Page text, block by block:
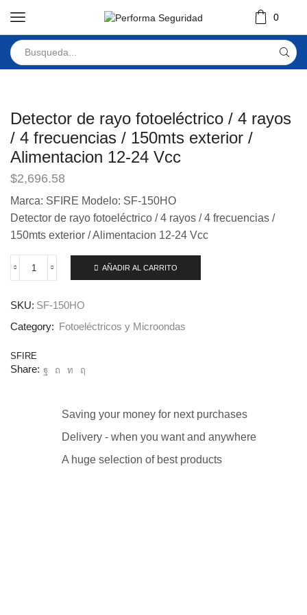
0
Detector de rayo fotoeléctrico / 4 rayos
/ 4 frecuencias / 150mts exterior /
Alimentacion 12-24 Vcc
$2,696.58
Marca: SFIRE Modelo: SF-150HO
Detector de rayo fotoeléctrico / 4 rayos / 4 frecuencias /
150mts exterior / Alimentacion 12-24 Vcc
AÑADIR AL CARRITO
SKU: SF-150HO
Category:
Fotoeléctricos y Microondas
SFIRE
Share:
Saving your money for next purchases
Delivery - when you want and anywhere
A huge selection of best products